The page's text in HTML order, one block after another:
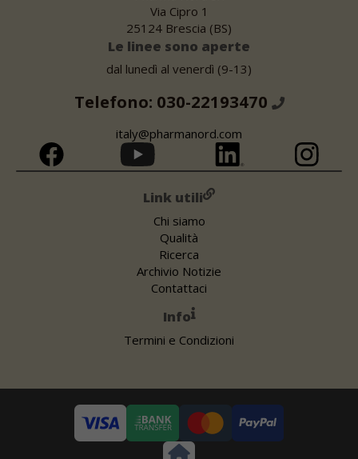
Via Cipro 1
25124 Brescia (BS)
Le linee sono aperte
dal lunedì al venerdì (9-13)
Telefono: 030-22193470
italy@pharmanord.com
Link utili
Chi siamo
Qualità
Ricerca
Archivio Notizie
Contattaci
Info
Termini e Condizioni